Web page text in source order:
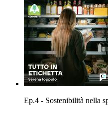
Ep.4 - Sostenibilità nella